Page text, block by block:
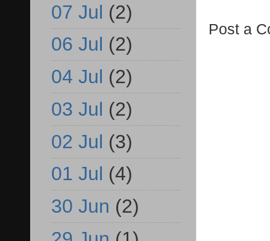
Post a
07 Jul (2)
06 Jul (2)
04 Jul (2)
03 Jul (2)
02 Jul (3)
01 Jul (4)
30 Jun (2)